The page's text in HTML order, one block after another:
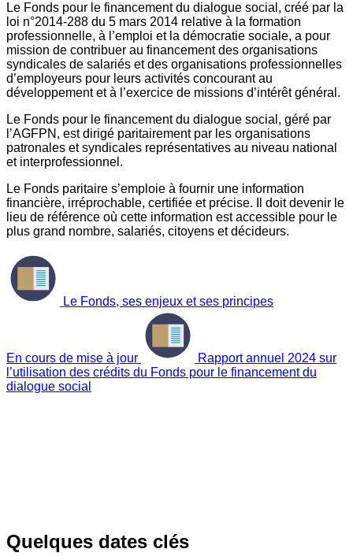
Le Fonds pour le financement du dialogue social, créé par la
loi n°2014-288 du 5 mars 2014 relative à la formation
professionnelle, à l’emploi et la démocratie sociale, a pour
mission de contribuer au financement des organisations
syndicales de salariés et des organisations professionnelles
d’employeurs pour leurs activités concourant au
développement et à l’exercice de missions d’intérêt général.
Le Fonds pour le financement du dialogue social, géré par
l’AGFPN, est dirigé paritairement par les organisations
patronales et syndicales représentatives au niveau national
et interprofessionnel.
Le Fonds paritaire s’emploie à fournir une information
financière, irréprochable, certifiée et précise. Il doit devenir le
lieu de référence où cette information est accessible pour le
plus grand nombre, salariés, citoyens et décideurs.
Le Fonds, ses enjeux et ses principes
En cours de mise à jour
Rapport annuel 2024 sur
l’utilisation des crédits du Fonds pour le financement du
dialogue social
Quelques dates clés